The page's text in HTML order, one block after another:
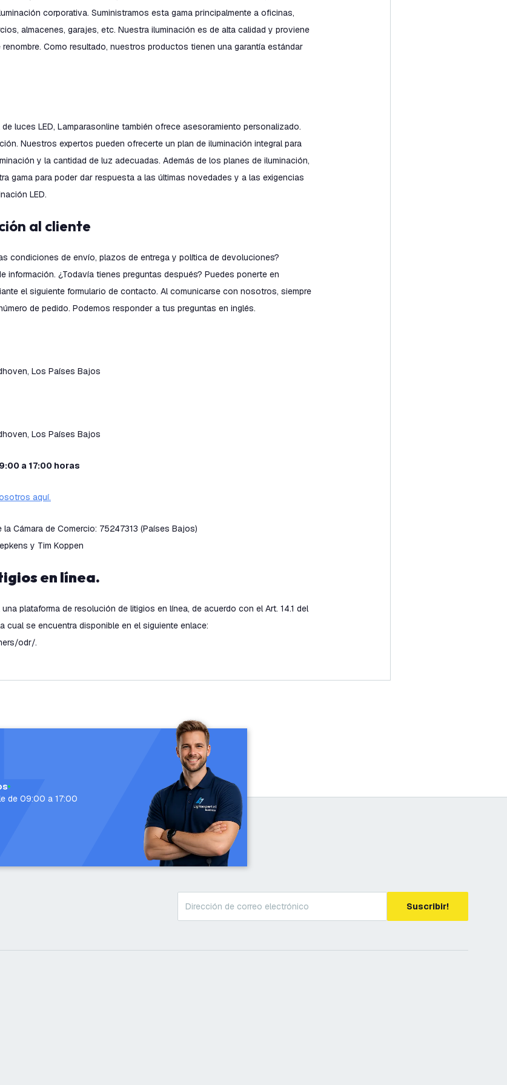
corporativa. Suministramos esta gama principalmente a oficinas,
almacenes, garajes, etc. Nuestra iluminación es de alta calidad y proviene
Como resultado, nuestros productos tienen una garantía estándar
luces LED, Lamparasonline también ofrece asesoramiento personalizado.
Nuestros expertos pueden ofrecerte un plan de iluminación integral para
y la cantidad de luz adecuadas. Además de los planes de iluminación,
gama para poder dar respuesta a las últimas novedades y a las exigencias
LED.
al cliente
condiciones de envío, plazos de entrega y política de devoluciones?
información. ¿Todavía tienes preguntas después? Puedes ponerte en
el siguiente formulario de contacto. Al comunicarse con nosotros, siempre
de pedido. Podemos responder a tus preguntas en inglés.
Los Países Bajos
Los Países Bajos
a 17:00 horas
aquí.
Cámara de Comercio: 75247313 (Países Bajos)
y Tim Koppen
en línea.
plataforma de resolución de litigios en línea, de acuerdo con el Art. 14.1 del
cual se encuentra disponible en el siguiente enlace:
odr/.
de 09:00 a 17:00
Suscribir!